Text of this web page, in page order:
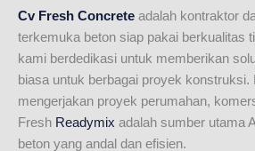
Cv Fresh Concrete adalah kontraktor
terkemuka beton siap pakai berkualitas
kami berdedikasi untuk memberikan
biasa untuk berbagai proyek konstruksi.
mengerjakan proyek perumahan,
Fresh Readymix adalah sumber utama
beton yang andal dan efisien.